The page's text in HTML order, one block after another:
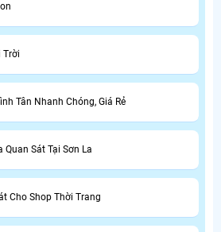
Trời
Tân Nhanh Chóng, Giá Rẻ
Sát Tại Sơn La
Cho Shop Thời Trang